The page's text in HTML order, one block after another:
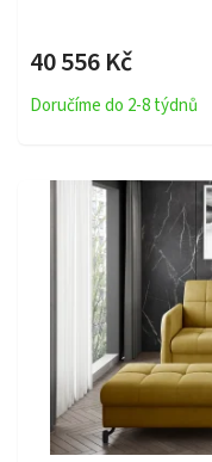
40 556 Kč
Doručíme do 2-8 týdnů